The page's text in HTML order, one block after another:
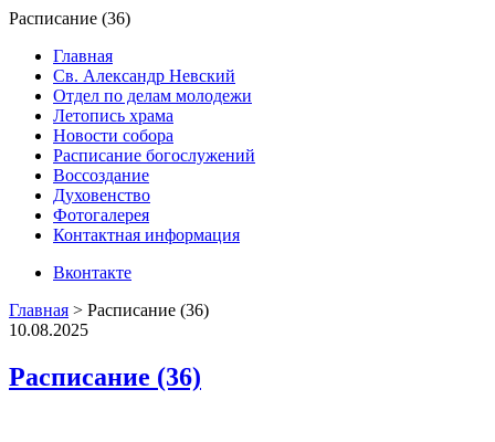
Расписание (36)
Главная
Св. Александр Невский
Отдел по делам молодежи
Летопись храма
Новости собора
Расписание богослужений
Воссоздание
Духовенство
Фотогалерея
Контактная информация
Вконтакте
Главная > Расписание (36)
10.08.2025
Расписание (36)